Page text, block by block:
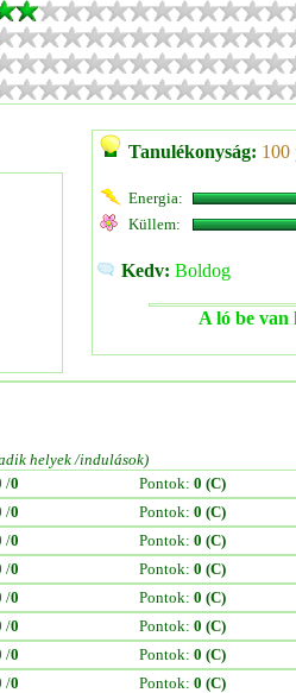
Tanulékonyság: 100
Energia:
Küllem:
Kedv: Boldog
A ló be van
helyek /indulások)
/0 Pontok: 0 (C)
/0 Pontok: 0 (C)
/0 Pontok: 0 (C)
/0 Pontok: 0 (C)
/0 Pontok: 0 (C)
/0 Pontok: 0 (C)
/0 Pontok: 0 (C)
/0 Pontok: 0 (C)